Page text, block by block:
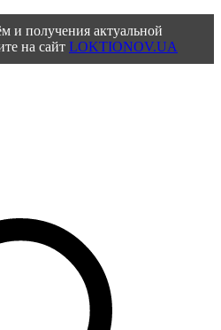
и получения актуальной
на сайт LOKTIONOV.UA